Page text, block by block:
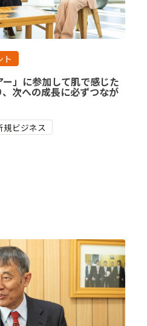
ト
ー」に参加して肌で感じた
次への成長に必ずつなが
規ビジネス